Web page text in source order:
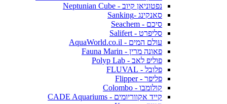
נפטוניאן קיוב - Neptunian Cube
סאנקינג -Sanking
סיכם - Seachem
סליפרט - Salifert
עולם המים - AquaWorld.co.il
פאונה מרין - Fauna Marin
פוליפ לאב - Polyp Lab
פלובל - FLUVAL
פליפר - Flipper
קולומבו - Colombo
קייד אקווריומים - CADE Aquariums